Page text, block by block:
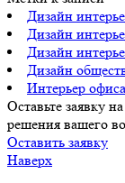
Дизайн
Дизайн
Дизайн
Дизайн
Интерьер офиса
Оставьте заявку
решения вашего
Оставить заявку
Наверх